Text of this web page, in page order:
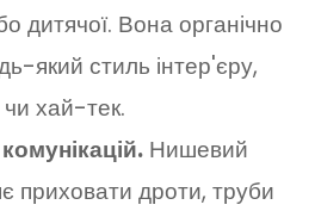
дитячої. Вона органічно
який стиль інтер'єру,
хай-тек.
Нишевий
приховати дроти, труби